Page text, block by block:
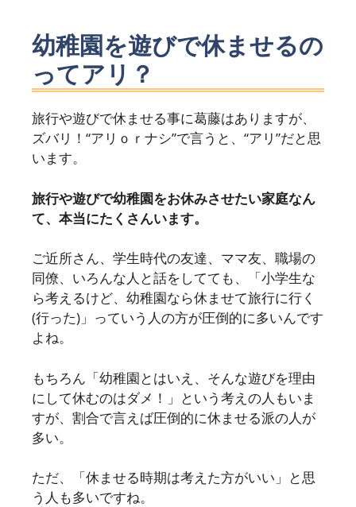
幼稚園を遊びで休ませるの
ってアリ？
旅行や遊びで休ませる事に葛藤はありますが、
ズバリ！“アリｏｒナシ”で言うと、“アリ”だと思
います。
旅行や遊びで幼稚園をお休みさせたい家庭なん
て、本当にたくさんいます。
ご近所さん、学生時代の友達、ママ友、職場の
同僚、いろんな人と話をしてても、「小学生な
ら考えるけど、幼稚園なら休ませて旅行に行く
(行った)」っていう人の方が圧倒的に多いんです
よね。
もちろん「幼稚園とはいえ、そんな遊びを理由
にして休むのはダメ！」という考えの人もいま
すが、割合で言えば圧倒的に休ませる派の人が
多い。
ただ、「休ませる時期は考えた方がいい」と思
う人も多いですね。